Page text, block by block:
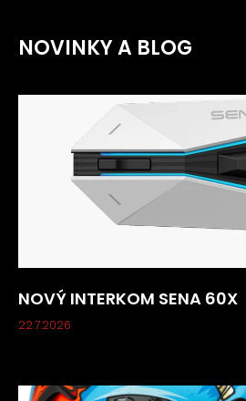
NOVINKY A BLOG
NOVÝ INTERKOM SENA 60X
22.7.2026